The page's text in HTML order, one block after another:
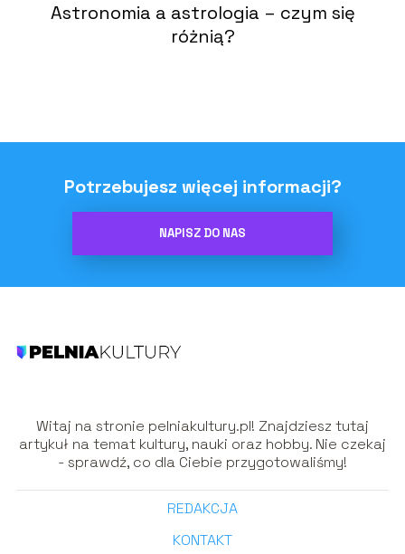
Astronomia a astrologia – czym się
różnią?
Potrzebujesz więcej informacji?
NAPISZ DO NAS
Witaj na stronie pelniakultury.pl! Znajdziesz tutaj
artykuł na temat kultury, nauki oraz hobby. Nie czekaj
- sprawdź, co dla Ciebie przygotowaliśmy!
REDAKCJA
KONTAKT